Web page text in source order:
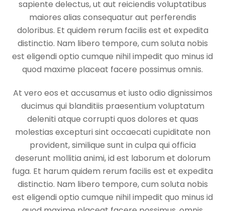
sapiente delectus, ut aut reiciendis voluptatibus
maiores alias consequatur aut perferendis
doloribus. Et quidem rerum facilis est et expedita
distinctio. Nam libero tempore, cum soluta nobis
est eligendi optio cumque nihil impedit quo minus id
quod maxime placeat facere possimus omnis.
At vero eos et accusamus et iusto odio dignissimos
ducimus qui blanditiis praesentium voluptatum
deleniti atque corrupti quos dolores et quas
molestias excepturi sint occaecati cupiditate non
provident, similique sunt in culpa qui officia
deserunt mollitia animi, id est laborum et dolorum
fuga. Et harum quidem rerum facilis est et expedita
distinctio. Nam libero tempore, cum soluta nobis
est eligendi optio cumque nihil impedit quo minus id